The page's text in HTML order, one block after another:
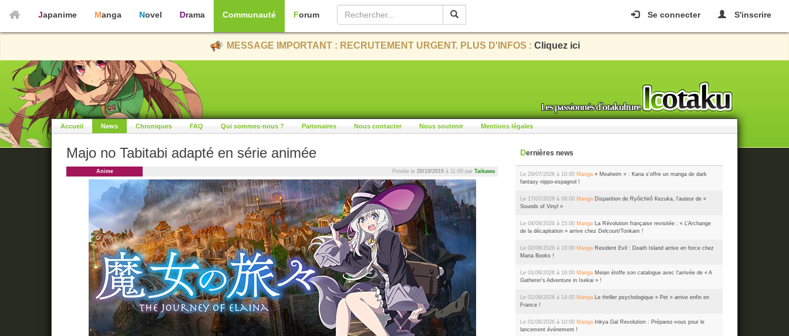
Se connecter S'inscrire
Japanime Manga Novel Drama Communauté Forum
MESSAGE IMPORTANT : RECRUTEMENT URGENT. PLUS D'INFOS : Cliquez ici
Accueil News Chroniques FAQ Qui sommes-nous ? Partenaires Nous contacter Nous soutenir Mentions légales
Majo no Tabitabi adapté en série animée
Anime Postée le20/10/2019 à 11:00 parTaikawa
Dernières news
Le 29/07/2026 à 10:00 Manga « Meaheim » : Kana s'offre un manga de dark
fantasy nippo-espagnol !
Le 17/07/2026 à 09:00 Manga Disparition de Ryôichirô Kezuka, l'auteur de «
Sounds of Vinyl »
Le 04/06/2026 à 15:00 Manga La Révolution française revisitée : « L’Archange
de la décapitation » arrive chez Delcourt/Tonkam !
Le 02/06/2026 à 10:00 Manga Resident Evil : Death Island arrive en force chez
Mana Books !
Le 01/06/2026 à 16:00 Manga Meian étoffe son catalogue avec l'arrivée de « A
Gatherer's Adventure in Isekai » !
Le 01/06/2026 à 14:00 Manga Le thriller psychologique « Pet » arrive enfin en
France !
Le 01/06/2026 à 10:00 Manga Inkya Gal Revolution : Préparez-vous pour le
lancement événement !